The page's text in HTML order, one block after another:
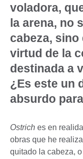
voladora,
la arena, no
cabeza,
virtud de la
destinada a
¿Es este un
absurdo
Ostrich es en
obras que he
quitado la cabeza,